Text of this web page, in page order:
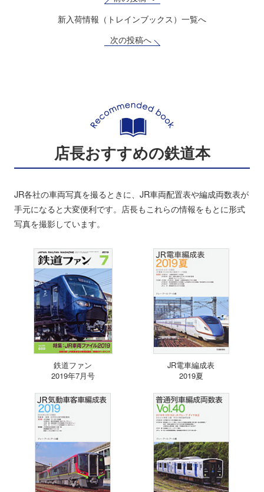
新入荷情報（トレインブックス）一覧へ
次の投稿へ
店長おすすめの鉄道本
JR各社の車両写真を撮るときに、JR車両配置表や編成両数表が
手元になると大変便利です。店長もこれらの情報をもとに形式
写真を撮影しています。
鉄道ファン
2019年7月号
JR電車編成表
2019夏